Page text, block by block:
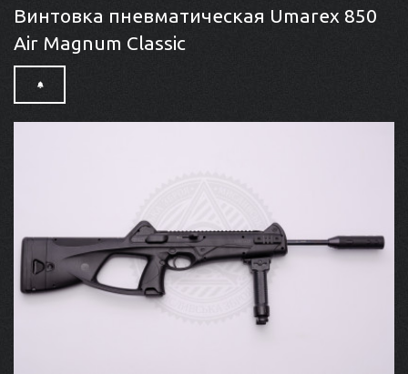
Винтовка пневматическая Umarex 850
Air Magnum Classic